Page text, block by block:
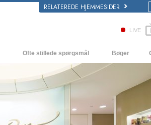
RELATEREDE HJEMMESIDER
LIVE
Ofte stillede spørgsmål
Baggrund og grundprincipper
Indenfor i en Kirke
Scientology organisationerne
Bøger
Lydbøger
Hvordan man løser
Tilværelsens dynamikker
Forståelse